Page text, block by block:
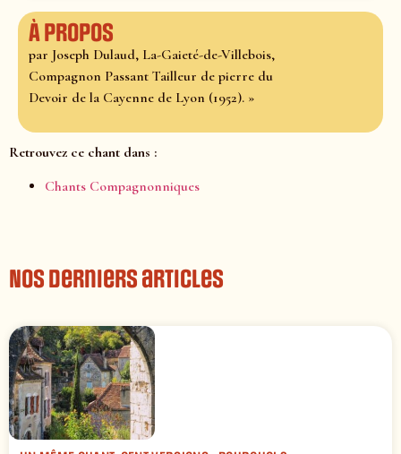
À propos
par Joseph Dulaud, La-Gaieté-de-Villebois,
Compagnon Passant Tailleur de pierre du
Devoir de la Cayenne de Lyon (1952). »
Retrouvez ce chant dans :
Chants Compagnonniques
Nos derniers articles